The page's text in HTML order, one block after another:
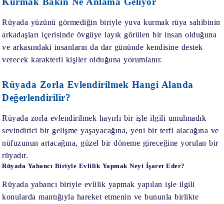
Rüyada yüzünü görmediğin biriyle yuva kurmak rüya sahibinin
arkadaşları içerisinde övgüye layık görülen bir insan olduğuna
ve arkasındaki insanların da dar gününde kendisine destek
verecek karakterli kişiler olduğuna yorumlanır.
Rüyada Zorla Evlendirilmek Hangi Alanda
Değerlendirilir?
Rüyada zorla evlendirilmek hayırlı bir işle ilgili umulmadık
sevindirici bir gelişme yaşayacağına, yeni bir terfi alacağına ve
nüfuzunun artacağına, güzel bir döneme gireceğine yorulan bir
rüyadır.
Rüyada Yabancı Biriyle Evlilik Yapmak Neyi İşaret Eder?
Rüyada yabancı biriyle evlilik yapmak yapılan işle ilgili
konularda mantığıyla hareket etmenin ve bununla birlikte